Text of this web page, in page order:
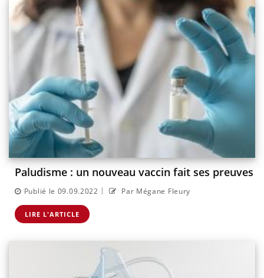
Paludisme : un nouveau vaccin fait ses preuves
Publié le 09.09.2022 | Par Mégane Fleury
LIRE L'ARTICLE